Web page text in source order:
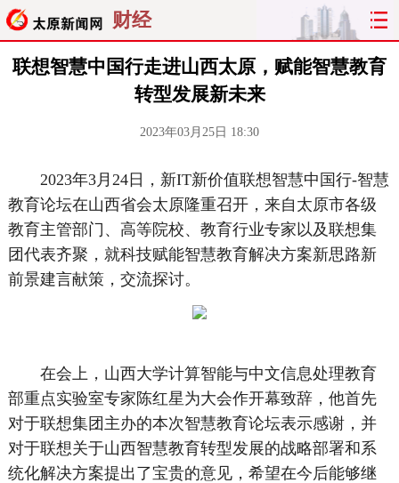
财经
联想智慧中国行走进山西太原，赋能智慧教育
转型发展新未来
2023年03月25日 18:30
2023年3月24日，新IT新价值联想智慧中国行-智慧
教育论坛在山西省会太原隆重召开，来自太原市各级
教育主管部门、高等院校、教育行业专家以及联想集
团代表齐聚，就科技赋能智慧教育解决方案新思路新
前景建言献策，交流探讨。
在会上，山西大学计算智能与中文信息处理教育
部重点实验室专家陈红星为大会作开幕致辞，他首先
对于联想集团主办的本次智慧教育论坛表示感谢，并
对于联想关于山西智慧教育转型发展的战略部署和系
统化解决方案提出了宝贵的意见，希望在今后能够继